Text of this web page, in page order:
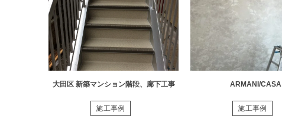
大田区 新築マンション階段、廊下工事
施工事例
ARMANI/CASA
施工事例